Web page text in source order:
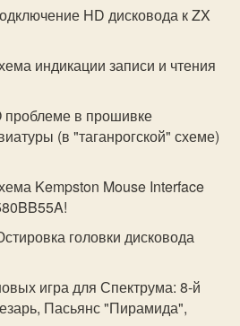
HD дисковода к ZX
индикации записи и чтения
проблеме в прошивке
(в "таганрогской" схеме)
Kempston Mouse Interface
головки дисковода
игра для Спектрума: 8-й
Пасьянс "Пирамида",